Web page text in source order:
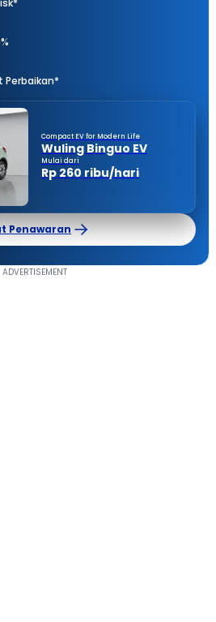
Perbaikan*
Compact EV for Modern Life
Wuling Binguo EV
Mulai dari
Rp 260 ribu/hari
Penawaran